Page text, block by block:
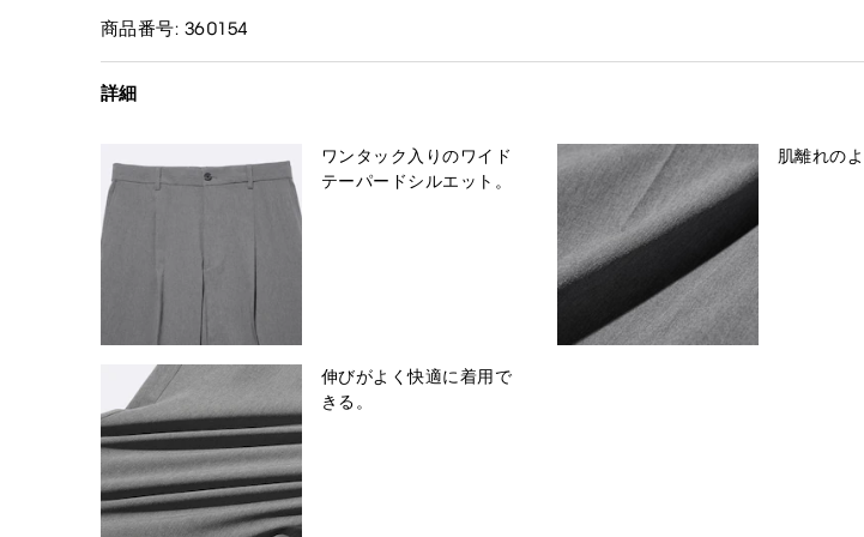
商品番号: 360154
詳細
ワンタック入りのワイド
テーパードシルエット。
肌離れの
伸びがよく快適に着用で
きる。